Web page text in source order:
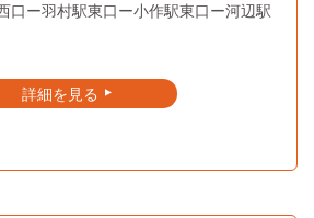
口ー羽村駅東口ー小作駅東口ー河辺駅
詳細を見る ▲